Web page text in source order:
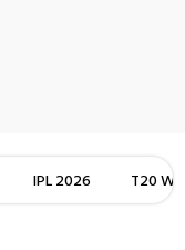
IPL 2026 T20